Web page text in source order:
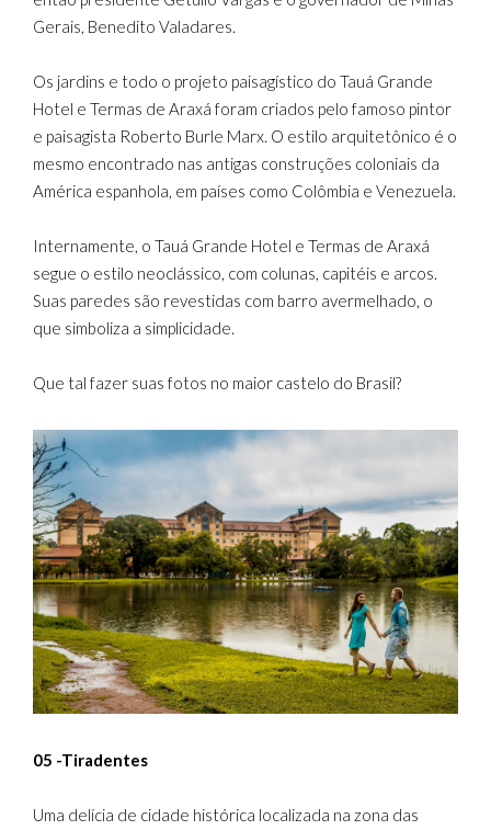
Gerais, Benedito Valadares.
Os jardins e todo o projeto paisagístico do Tauá Grande
Hotel e Termas de Araxá foram criados pelo famoso pintor
e paisagista Roberto Burle Marx. O estilo arquitetônico é o
mesmo encontrado nas antigas construções coloniais da
América espanhola, em países como Colômbia e Venezuela.
Internamente, o Tauá Grande Hotel e Termas de Araxá
segue o estilo neoclássico, com colunas, capitéis e arcos.
Suas paredes são revestidas com barro avermelhado, o
que simboliza a simplicidade.
Que tal fazer suas fotos no maior castelo do Brasil?
05 -Tiradentes
Uma delícia de cidade histórica localizada na zona das